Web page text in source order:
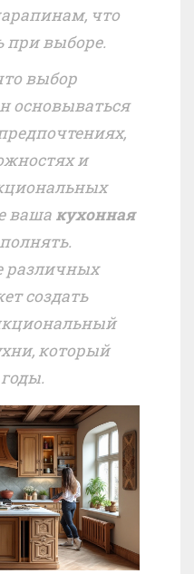
что
при выборе.
выбор
основываться
и
ваша кухонная
различных
создать
который